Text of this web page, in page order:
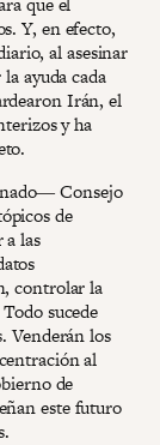
Y, en efecto,
al asesinar
ayuda cada
Irán, el
y ha
Consejo
de
a las
controlar la
sucede
Venderán los
al
de
este futuro